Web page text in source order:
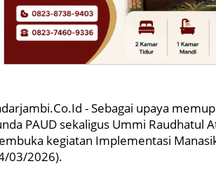
- Sebagai upaya
PAUD sekaligus Ummi Raudhatul
kegiatan Implementasi
03/2026).